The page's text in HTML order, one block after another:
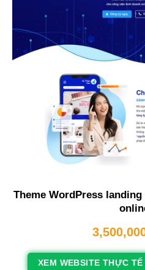
Theme WordPress
XEM WEBSITE THỰC TẾ